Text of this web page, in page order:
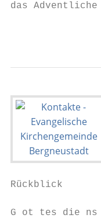
das
Rückblick
G ot tes die